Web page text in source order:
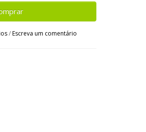
/Escreva um comentário